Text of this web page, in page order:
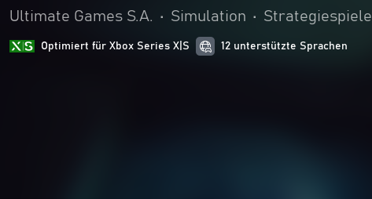
Ultimate Games S.A. • Simulation • Strategiespiele
Optimiert für Xbox Series X|S 12 unterstützte Sprachen